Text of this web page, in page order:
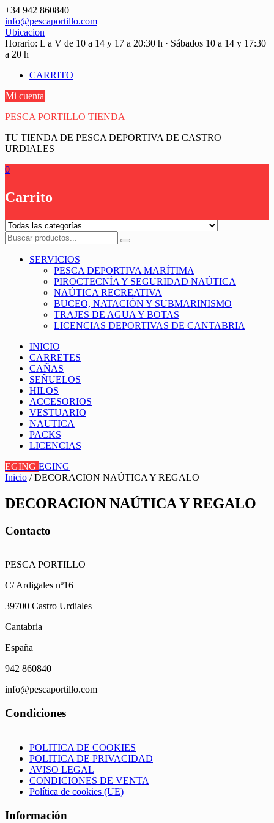
Saltar
contenido
+34 942 860840
info@pescaportillo.com
Ubicacion
Horario: L a V de 10 a 14 y 17 a 20:30 h · Sábados 10 a 14 y 17:30
a 20 h
CARRITO
Mi cuenta
PESCA PORTILLO TIENDA
TU TIENDA DE PESCA DEPORTIVA DE CASTRO
URDIALES
0
Carrito
SERVICIOS
PESCA DEPORTIVA MARÍTIMA
PIROCTECNÍA Y SEGURIDAD NAÚTICA
NAÚTICA RECREATIVA
BUCEO, NATACIÓN Y SUBMARINISMO
TRAJES DE AGUA Y BOTAS
LICENCIAS DEPORTIVAS DE CANTABRIA
INICIO
CARRETES
CAÑAS
SEÑUELOS
HILOS
ACCESORIOS
VESTUARIO
NAUTICA
PACKS
LICENCIAS
EGING EGING
Inicio / DECORACION NAÚTICA Y REGALO
DECORACION NAÚTICA Y REGALO
Contacto
PESCA PORTILLO
C/ Ardigales nº16
39700 Castro Urdiales
Cantabria
España
942 860840
info@pescaportillo.com
Condiciones
POLITICA DE COOKIES
POLITICA DE PRIVACIDAD
AVISO LEGAL
CONDICIONES DE VENTA
Política de cookies (UE)
Información